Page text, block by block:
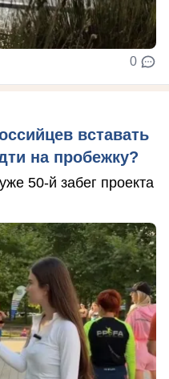
0
вставать
на пробежку?
50-й забег проекта